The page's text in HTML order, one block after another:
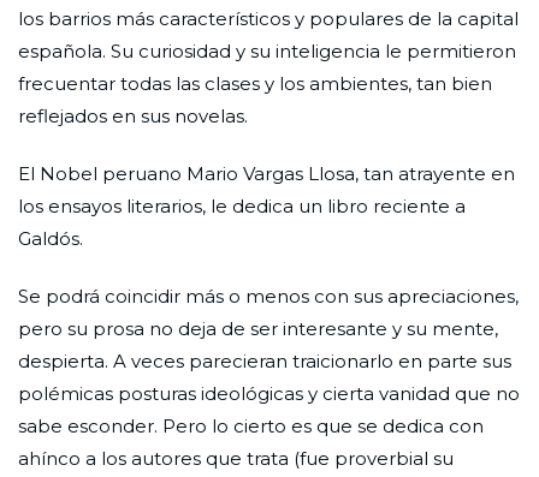
los barrios más característicos y populares de la capital
española. Su curiosidad y su inteligencia le permitieron
frecuentar todas las clases y los ambientes, tan bien
reflejados en sus novelas.
El Nobel peruano Mario Vargas Llosa, tan atrayente en
los ensayos literarios, le dedica un libro reciente a
Galdós.
Se podrá coincidir más o menos con sus apreciaciones,
pero su prosa no deja de ser interesante y su mente,
despierta. A veces parecieran traicionarlo en parte sus
polémicas posturas ideológicas y cierta vanidad que no
sabe esconder. Pero lo cierto es que se dedica con
ahínco a los autores que trata (fue proverbial su